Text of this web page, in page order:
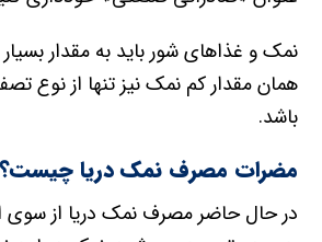
نمک و غذاهای شور باید به مقدار
همان مقدار کم نمک نیز تنها از نوع
باشد.
مضرات مصرف نمک دریا چیست؟
در حال حاضر مصرف نمک دریا از سوی